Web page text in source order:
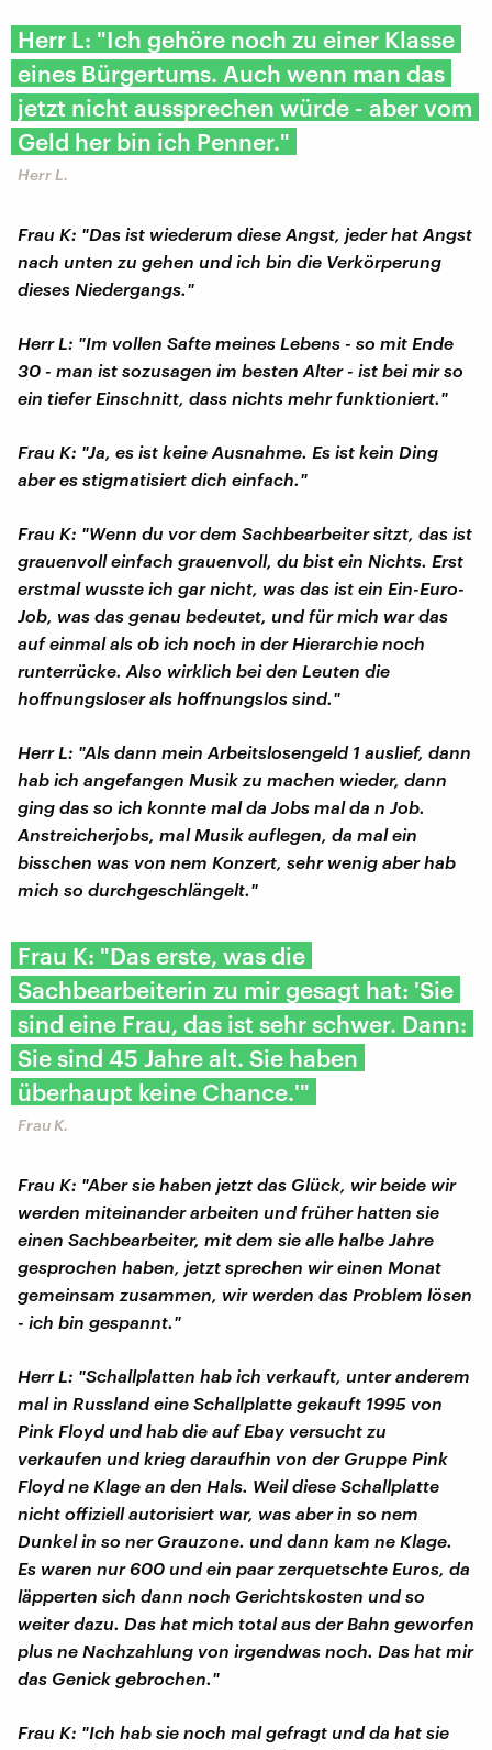
Herr L: "Ich gehöre noch zu einer Klasse
eines Bürgertums. Auch wenn man das
jetzt nicht aussprechen würde - aber vom
Geld her bin ich Penner."
Herr L.
Frau K: "Das ist wiederum diese Angst, jeder hat Angst
nach unten zu gehen und ich bin die Verkörperung
dieses Niedergangs."
Herr L: "Im vollen Safte meines Lebens - so mit Ende
30 - man ist sozusagen im besten Alter - ist bei mir so
ein tiefer Einschnitt, dass nichts mehr funktioniert."
Frau K: "Ja, es ist keine Ausnahme. Es ist kein Ding
aber es stigmatisiert dich einfach."
Frau K: "Wenn du vor dem Sachbearbeiter sitzt, das ist
grauenvoll einfach grauenvoll, du bist ein Nichts. Erst
erstmal wusste ich gar nicht, was das ist ein Ein-Euro-
Job, was das genau bedeutet, und für mich war das
auf einmal als ob ich noch in der Hierarchie noch
runterrücke. Also wirklich bei den Leuten die
hoffnungsloser als hoffnungslos sind."
Herr L: "Als dann mein Arbeitslosengeld 1 auslief, dann
hab ich angefangen Musik zu machen wieder, dann
ging das so ich konnte mal da Jobs mal da n Job.
Anstreicherjobs, mal Musik auflegen, da mal ein
bisschen was von nem Konzert, sehr wenig aber hab
mich so durchgeschlängelt."
Frau K: "Das erste, was die
Sachbearbeiterin zu mir gesagt hat: 'Sie
sind eine Frau, das ist sehr schwer. Dann:
Sie sind 45 Jahre alt. Sie haben
überhaupt keine Chance.'"
Frau K.
Frau K: "Aber sie haben jetzt das Glück, wir beide wir
werden miteinander arbeiten und früher hatten sie
einen Sachbearbeiter, mit dem sie alle halbe Jahre
gesprochen haben, jetzt sprechen wir einen Monat
gemeinsam zusammen, wir werden das Problem lösen
- ich bin gespannt."
Herr L: "Schallplatten hab ich verkauft, unter anderem
mal in Russland eine Schallplatte gekauft 1995 von
Pink Floyd und hab die auf Ebay versucht zu
verkaufen und krieg daraufhin von der Gruppe Pink
Floyd ne Klage an den Hals. Weil diese Schallplatte
nicht offiziell autorisiert war, was aber in so nem
Dunkel in so ner Grauzone. und dann kam ne Klage.
Es waren nur 600 und ein paar zerquetschte Euros, da
läpperten sich dann noch Gerichtskosten und so
weiter dazu. Das hat mich total aus der Bahn geworfen
plus ne Nachzahlung von irgendwas noch. Das hat mir
das Genick gebrochen."
Frau K: "Ich hab sie noch mal gefragt und da hat sie